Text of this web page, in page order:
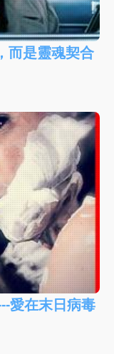
而是靈魂契合
愛在末日病毒